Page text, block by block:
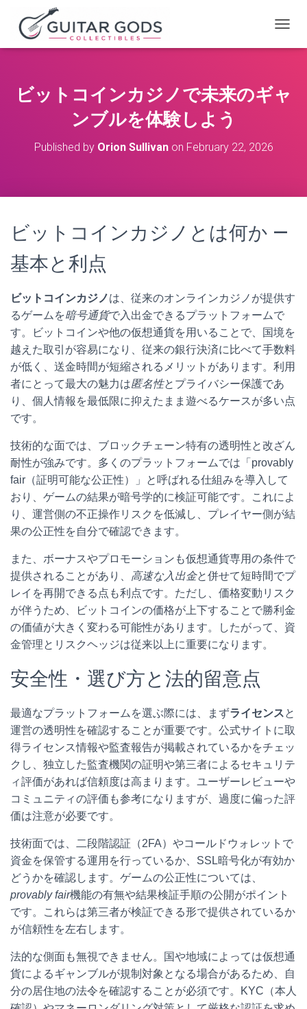
O
E
N
ビットコインカジノで未来のギャ
ンブルを体験しよう
Published by Orion Sullivanon February 22, 2026
ビットコインカジノとは何か —
基本と利点
ビットコインカジノは、従来のオンラインカジノが提供す
るゲームを暗号通貨で入出金できるプラットフォームで
す。ビットコインや他の仮想通貨を用いることで、国境を
越えた取引が容易になり、従来の銀行決済に比べて手数料
が低く、送金時間が短縮されるメリットがあります。利用
者にとって最大の魅力は匿名性とプライバシー保護であ
り、個人情報を最低限に抑えたまま遊べるケースが多い点
です。
技術的な面では、ブロックチェーン特有の透明性と改ざん
耐性が強みです。多くのプラットフォームでは「provably
fair（証明可能な公正性）」と呼ばれる仕組みを導入して
おり、ゲームの結果が暗号学的に検証可能です。これによ
り、運営側の不正操作リスクを低減し、プレイヤー側が結
果の公正性を自分で確認できます。
また、ボーナスやプロモーションも仮想通貨専用の条件で
提供されることがあり、 高速な入出金と併せて短時間でプ
レイを再開できる点も利点です。ただし、価格変動リスク
が伴うため、ビットコインの価格が上下することで勝利金
の価値が大きく変わる可能性があります。したがって、資
金管理とリスクヘッジは従来以上に重要になります。
安全性・選び方と法的留意点
最適なプラットフォームを選ぶ際には、まずライセンスと
運営の透明性を確認することが重要です。公式サイトに取
得ライセンス情報や監査報告が掲載されているかをチェッ
クし、独立した監査機関の証明や第三者によるセキュリテ
ィ評価があれば信頼度は高まります。ユーザーレビューや
コミュニティの評価も参考になりますが、過度に偏った評
価は注意が必要です。
技術面では、二段階認証（2FA）やコールドウォレットで
資金を保管する運用を行っているか、SSL暗号化が有効か
どうかを確認します。ゲームの公正性については、
provably fair機能の有無や結果検証手順の公開がポイント
です。これらは第三者が検証できる形で提供されているか
が信頼性を左右します。
法的な側面も無視できません。国や地域によっては仮想通
貨によるギャンブルが規制対象となる場合があるため、自
分の居住地の法令を確認することが必須です。KYC（本人